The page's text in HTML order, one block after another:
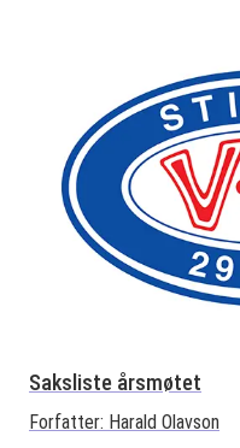
Saksliste årsmøtet
Forfatter: Harald Olavson